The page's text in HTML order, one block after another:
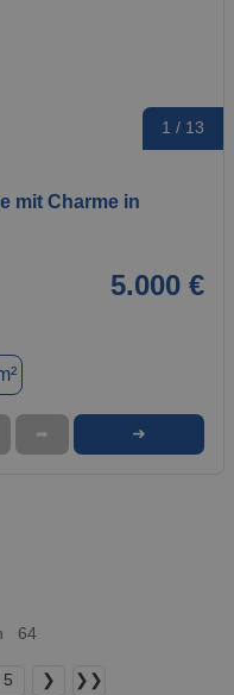
1 / 13
mit Charme in
5.000 €
➦ ➜
64
5 ❯ ❯❯